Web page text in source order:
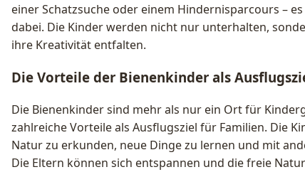
einer Schatzsuche oder einem Hindernisparcours –
dabei. Die Kinder werden nicht nur unterhalten,
ihre Kreativität entfalten.
Die Vorteile der Bienenkinder als
Die Bienenkinder sind mehr als nur ein Ort für
zahlreiche Vorteile als Ausflugsziel für Familien. Die
Natur zu erkunden, neue Dinge zu lernen und mit
Die Eltern können sich entspannen und die freie